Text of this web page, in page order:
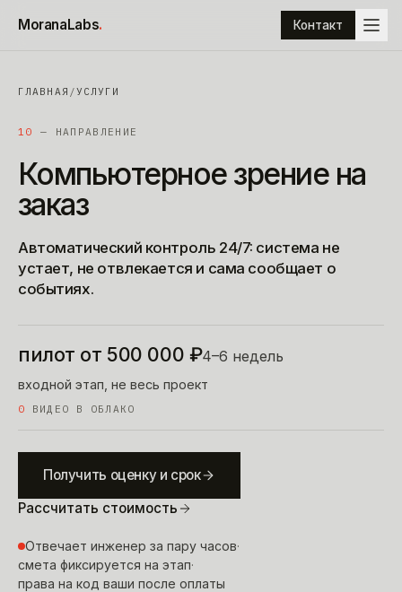
MoranaLabs. Контакт
ГЛАВНАЯ /УСЛУГИ
10 — НАПРАВЛЕНИЕ
Компьютерноезрение на
заказ
Автоматический контроль 24/7: система не
устает, не отвлекается и сама сообщает о
событиях.
пилот от 500 000 ₽4–6 недель
входной этап, не весь проект
0 ВИДЕО В ОБЛАКО
Получить оценку и срок
Рассчитать стоимость
Отвечает инженер за пару часов·
смета фиксируется на этап·
права на код ваши после оплаты